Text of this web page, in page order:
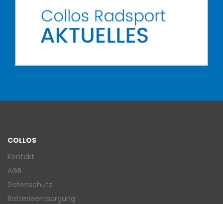
COLLOS
Kontakt
AGB
Datenschutz
Batterieentsorgung